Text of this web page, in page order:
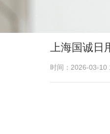
上海国诚日
时间：2026-03-10